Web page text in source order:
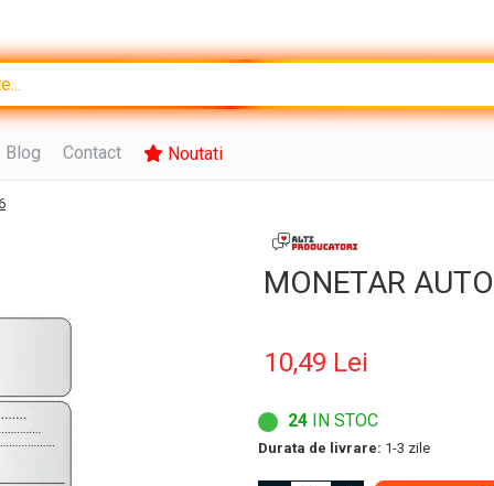
Blog Contact Noutati
MONETAR
10,49 Lei
24 IN STOC
Durata de livrare: 1-3 zile